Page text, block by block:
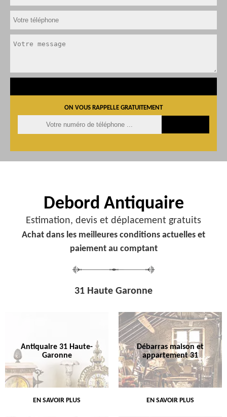
ON VOUS RAPPELLE GRATUITEMENT
Debord Antiquaire
Estimation, devis et déplacement gratuits
Achat dans les meilleures conditions actuelles et
paiement au comptant
31 Haute Garonne
Antiquaire 31 Haute-
Garonne
EN SAVOIR PLUS
Débarras maison et
appartement 31
EN SAVOIR PLUS